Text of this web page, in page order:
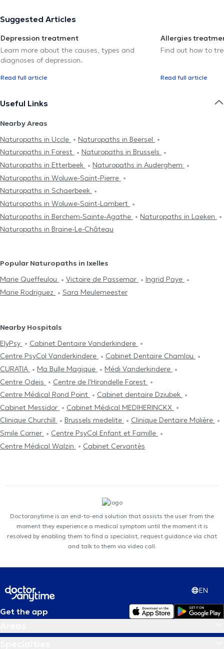
Suggested Articles
Depression treatment
Learn more about the causes, types and
diagnoses of depression.
Read full article
Allergies
Find out how to
Read full article
Useful Links
Nearby Areas
Naturopaths in Uccle
Naturopaths in Beersel
Naturopaths in Forest
Naturopaths in Brussels
Naturopaths in Etterbeek
Naturopaths in Auderghem
Naturopaths in Woluwe-Saint-Pierre
Naturopaths in Schaerbeek
Naturopaths in Woluwe-Saint-Lambert
Naturopaths in Berchem-Sainte-Agathe
Naturopaths in Laeken
Naturopaths in Braine-Le-Château
Popular Naturopaths in Ixelles
Marie Queffeulou
Victoire de Passemar
Ingrid Paye
Marie Rodriguez
Sara Meulemeester
Nearby Hospitals
ElyPsy
Cabinet Dentaire Vanderkindere
Centre PsyCol Vanderkindere
Cabinet Dentaire Chamlou
CURATIA
Ma Bulle Magique
Médi Vanderkindere
Centre Odeis
Centre de l'Hirondelle Forest
Centre Médical Rond Point
Cabinet dentaire Dziubek
Cabinet Messidor
Cabinet Médical MEDIHERINCKX
Clinique Churchill
Brussels medelite
Clinique Dentaire Molière
Smile Corner
Centre PsyCol Enfant et Famille
Centre Médical Walzin
Cabinet Cervantès
Doctoranytime is an end-to-end solution that assists the user from the
moment they experience a medical symptom until the moment it is
resolved by enabling them to find a specialist, request guidance via chat
and talk to them via video call.
EN
Get the app